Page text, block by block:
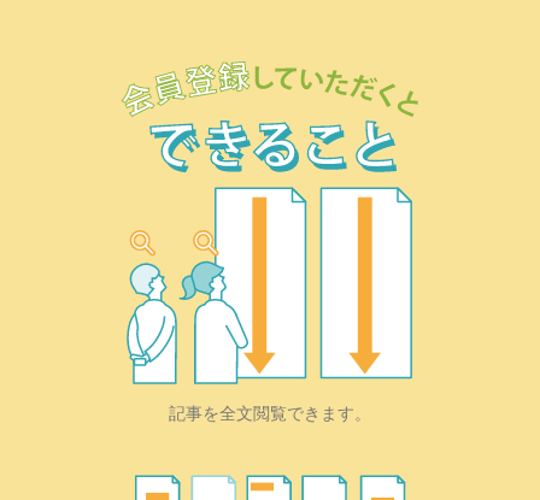
記事を全文閲覧できます。